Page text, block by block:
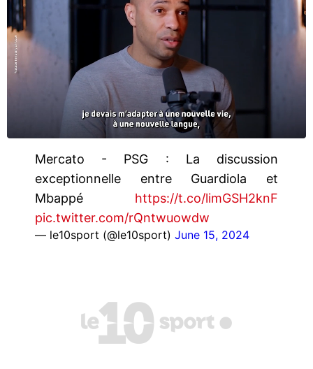
Mercato - PSG : La discussion
exceptionnelle entre Guardiola et
Mbappé https://t.co/limGSH2knF
pic.twitter.com/rQntwuowdw
— le10sport (@le10sport) June 15, 2024